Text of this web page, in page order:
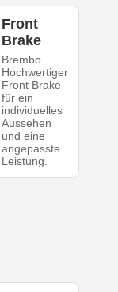
Front
Brake
Brembo
Hochwertiger
Front Brake
für ein
individuelles
Aussehen
und eine
angepasste
Leistung.